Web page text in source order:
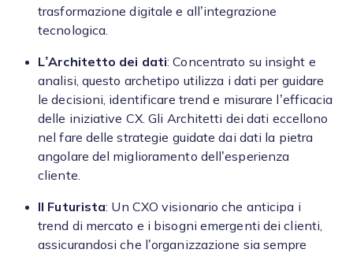
trasformazione digitale e all’integrazione
tecnologica.
L’Architetto dei dati: Concentrato su insight e
analisi, questo archetipo utilizza i dati per guidare
le decisioni, identificare trend e misurare l’efficacia
delle iniziative CX. Gli Architetti dei dati eccellono
nel fare delle strategie guidate dai dati la pietra
angolare del miglioramento dell’esperienza
cliente.
Il Futurista: Un CXO visionario che anticipa i
trend di mercato e i bisogni emergenti dei clienti,
assicurandosi che l’organizzazione sia sempre